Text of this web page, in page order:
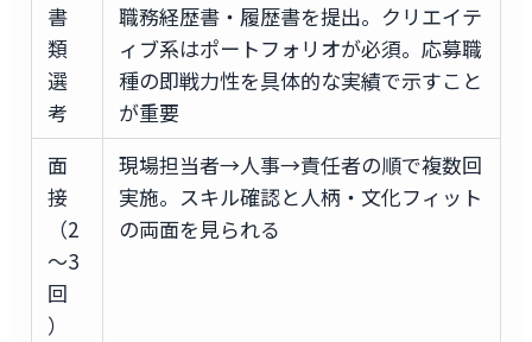
書
類
選
考
職務経歴書・履歴書を提出。クリエイテ
ィブ系はポートフォリオが必須。応募職
種の即戦力性を具体的な実績で示すこと
が重要
面
接
（2
〜3
回
）
現場担当者→人事→責任者の順で複数回
実施。スキル確認と人柄・文化フィット
の両面を見られる